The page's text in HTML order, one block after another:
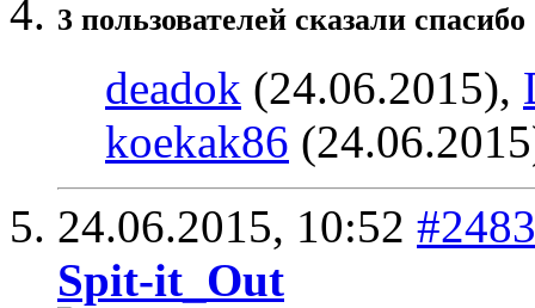
3 пользователей сказали
deadok (24.06.2015),
koekak86
24.06.2015, 10:52 #2483
Spit-it_Out